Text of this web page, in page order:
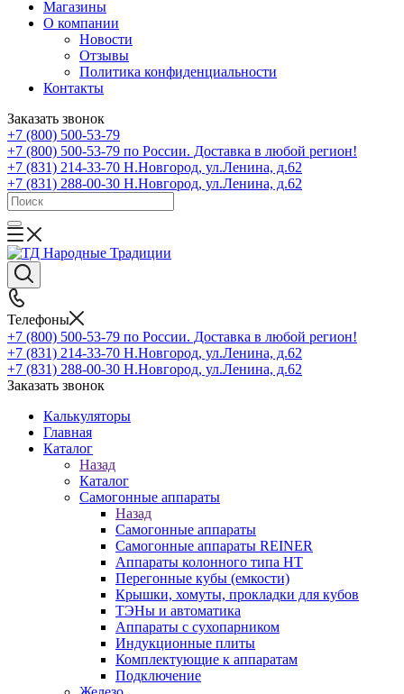
Магазины
О компании
Новости
Отзывы
Политика конфиденциальности
Контакты
Заказать звонок
+7 (800) 500-53-79
+7 (800) 500-53-79 по России. Доставка в любой регион!
+7 (831) 214-33-70 Н.Новгород, ул.Ленина, д.62
+7 (831) 288-00-30 Н.Новгород, ул.Ленина, д.62
Телефоны
+7 (800) 500-53-79 по России. Доставка в любой регион!
+7 (831) 214-33-70 Н.Новгород, ул.Ленина, д.62
+7 (831) 288-00-30 Н.Новгород, ул.Ленина, д.62
Заказать звонок
Калькуляторы
Главная
Каталог
Назад
Каталог
Самогонные аппараты
Назад
Самогонные аппараты
Самогонные аппараты REINER
Аппараты колонного типа НТ
Перегонные кубы (емкости)
Крышки, хомуты, прокладки для кубов
ТЭНы и автоматика
Аппараты с сухопарником
Индукционные плиты
Комплектующие к аппаратам
Подключение